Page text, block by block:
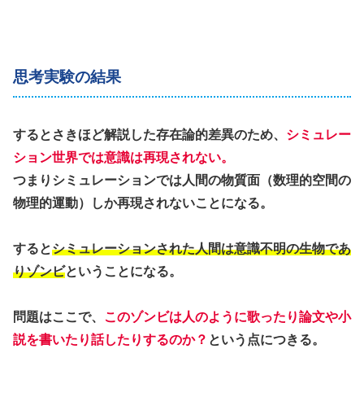
思考実験の結果
するとさきほど解説した存在論的差異のため、 シミュレー
ション世界では意識は再現されない。
つまりシミュレーションでは人間の物質面（数理的空間の
物理的運動）しか再現されないことになる。
するとシミュレーションされた人間は意識不明の生物であ
りゾンビということになる。
問題はここで、 このゾンビは人のように歌ったり論文や小
説を書いたり話したりするのか？ という点につきる。